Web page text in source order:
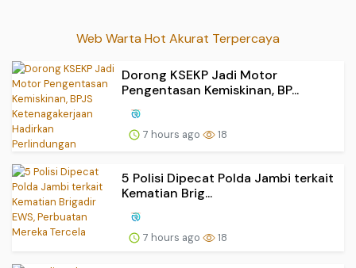
Web Warta Hot Akurat Terpercaya
Dorong KSEKP Jadi Motor
Pengentasan Kemiskinan, BP...
7 hours ago 18
5 Polisi Dipecat Polda Jambi terkait
Kematian Brig...
7 hours ago 18